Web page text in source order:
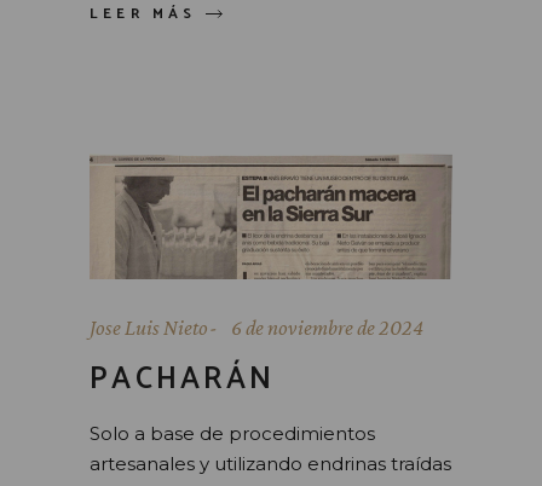
LEER MÁS
Jose Luis Nieto 6 de noviembre de 2024
PACHARÁN
Solo a base de procedimientos
artesanales y utilizando endrinas traídas